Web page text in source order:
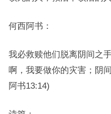
何西阿书：
我必救赎他们脱离阴间之
啊，我要做你的灾害；阴
阿书13:14)